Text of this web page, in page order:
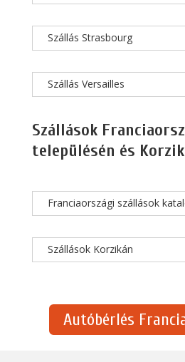
Szállás Strasbourg
Szállás Versailles
Szállások
településén és
Franciaországi szállások
Szállások Korzikán
Autóbérlés